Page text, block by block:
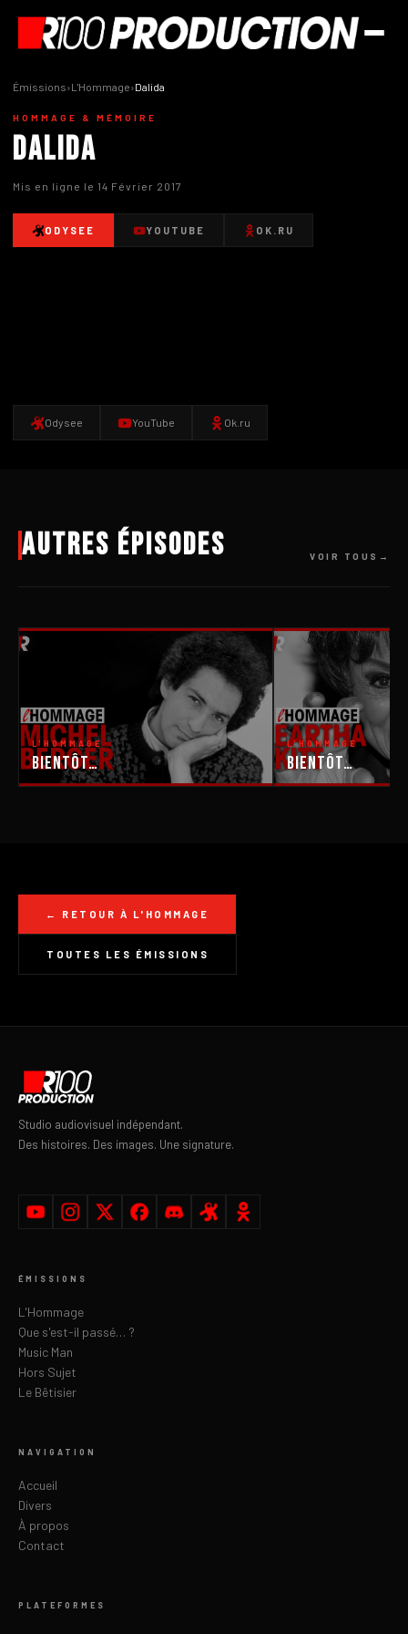
Émissions›L'Hommage›Dalida
HOMMAGE & MÉMOIRE
Dalida
Mis en ligne le 14 Février 2017
ODYSEE YOUTUBE OK.RU
Odysee YouTube Ok.ru
Autres épisodes VOIR TOUS
L'HOMMAGE
Bientôt…
L'HOMMAGE
Bientôt…
← RETOUR À L'HOMMAGE
TOUTES LES ÉMISSIONS
Studio audiovisuel indépendant.
Des histoires. Des images. Une signature.
ÉMISSIONS
L'Hommage
Que s'est-il passé… ?
Music Man
Hors Sujet
Le Bêtisier
NAVIGATION
Accueil
Divers
À propos
Contact
PLATEFORMES